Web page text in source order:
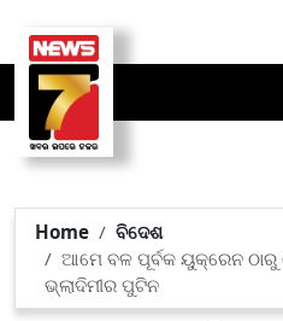
Home
ବିଦେଶ
ଆମେ ବଳ ପୂର୍ବକ ୟୁକ୍ରେନ ଠାରୁ
ଭ୍ଲାଦିମୀର ପୁଟିନ